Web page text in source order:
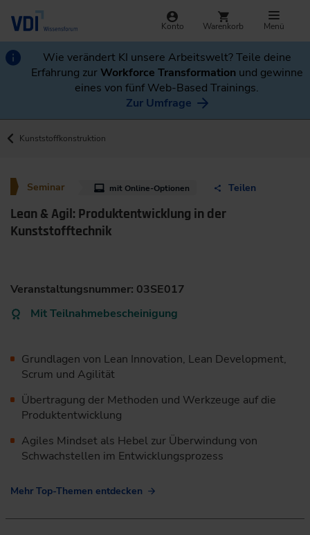
Konto Warenkorb Menü
Wie verändert KI unsere Arbeitswelt? Teile deine
Erfahrung zurWorkforce Transformation und gewinne
eines von fünf Web-Based Trainings.
Zur Umfrage
Kunststoffkonstruktion
Seminar mit Online-Optionen Teilen
Lean & Agil: Produktentwicklung in der
Kunststofftechnik
Veranstaltungsnummer: 03SE017
Mit Teilnahmebescheinigung
Grundlagen von Lean Innovation, Lean Development,
Scrum und Agilität
Übertragung der Methoden und Werkzeuge auf die
Produktentwicklung
Agiles Mindset als Hebel zur Überwindung von
Schwachstellen im Entwicklungsprozess
Mehr Top-Themen entdecken